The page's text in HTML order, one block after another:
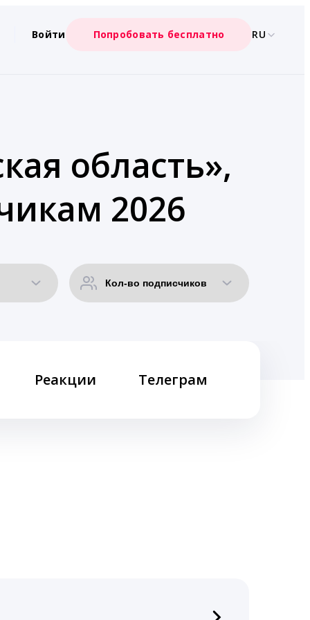
Войти Попробовать бесплатно RU
область»,
2026
Реакции Телеграм